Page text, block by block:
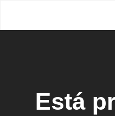
Está